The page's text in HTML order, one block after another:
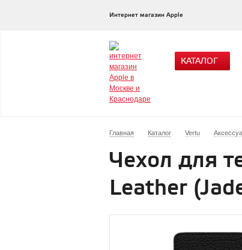
Интернет магазин Apple
КАТАЛОГ
Главная Каталог Vertu
Чехол для
Leather